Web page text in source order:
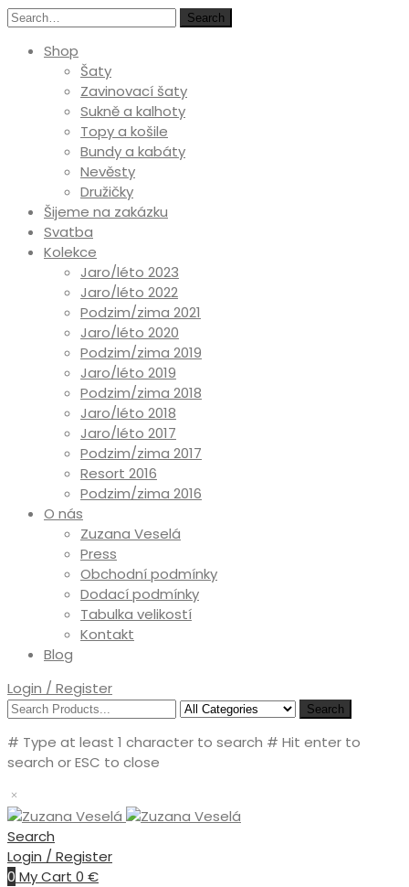
Search
Shop
Šaty
Zavinovací šaty
Sukně a kalhoty
Topy a košile
Bundy a kabáty
Nevěsty
Družičky
Šijeme na zakázku
Svatba
Kolekce
Jaro/léto 2023
Jaro/léto 2022
Podzim/zima 2021
Jaro/léto 2020
Podzim/zima 2019
Jaro/léto 2019
Podzim/zima 2018
Jaro/léto 2018
Jaro/léto 2017
Podzim/zima 2017
Resort 2016
Podzim/zima 2016
O nás
Zuzana Veselá
Press
Obchodní podmínky
Dodací podmínky
Tabulka velikostí
Kontakt
Blog
Login / Register
Search
# Type at least 1 character to search # Hit enter to
search or ESC to close
Search
Login / Register
0 My Cart 0 €